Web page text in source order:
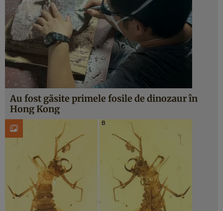
Au fost găsite primele fosile de dinozaur în
Hong Kong